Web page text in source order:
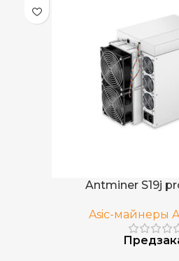
Antminer S19j
Asic-майнеры